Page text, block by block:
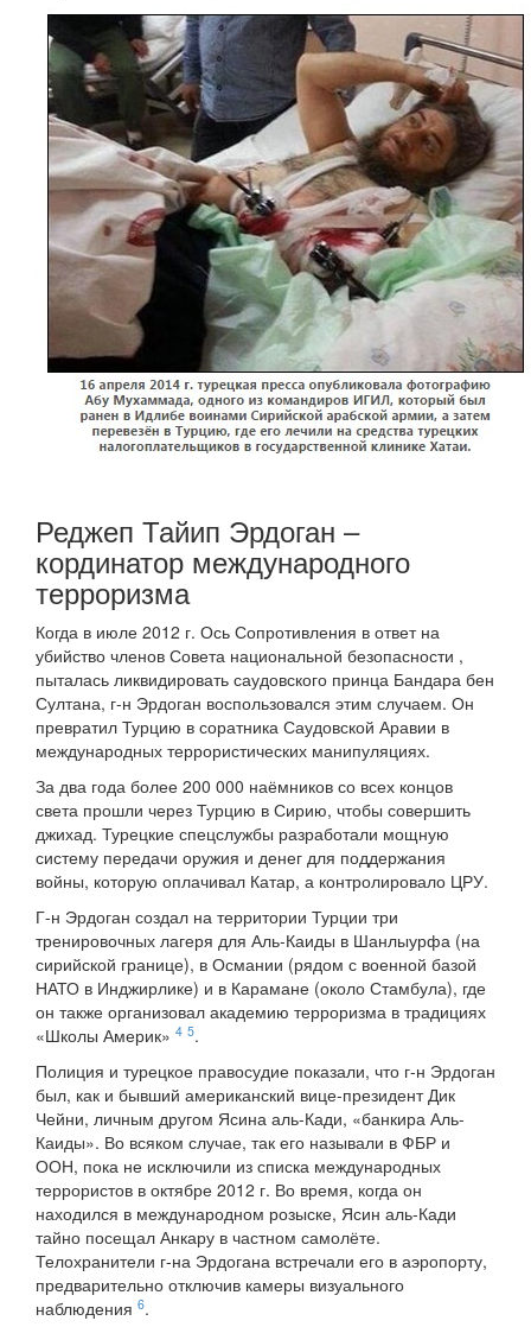
Реджеп Тайип Эрдоган –
кординатор международного
терроризма
Когда в июле 2012 г. Ось Сопротивления в ответ на
убийство членов Совета национальной безопасности ,
пыталась ликвидировать саудовского принца Бандара бен
Султана, г-н Эрдоган воспользовался этим случаем. Он
превратил Турцию в соратника Саудовской Аравии в
международных террористических манипуляциях.
За два года более 200 000 наёмников со всех концов
света прошли через Турцию в Сирию, чтобы совершить
джихад. Турецкие спецслужбы разработали мощную
систему передачи оружия и денег для поддержания
войны, которую оплачивал Катар, а контролировало ЦРУ.
Г-н Эрдоган создал на территории Турции три
тренировочных лагеря для Аль-Каиды в Шанлыурфа (на
сирийской границе), в Османии (рядом с военной базой
НАТО в Инджирлике) и в Карамане (около Стамбула), где
он также организовал академию терроризма в традициях
«Школы Америк» 4 5.
Полиция и турецкое правосудие показали, что г-н Эрдоган
был, как и бывший американский вице-президент Дик
Чейни, личным другом Ясина аль-Кади, «банкира Аль-
Каиды». Во всяком случае, так его называли в ФБР и
ООН, пока не исключили из списка международных
террористов в октябре 2012 г. Во время, когда он
находился в международном розыске, Ясин аль-Кади
тайно посещал Анкару в частном самолёте.
Телохранители г-на Эрдогана встречали его в аэропорту,
предварительно отключив камеры визуального
наблюдения 6.